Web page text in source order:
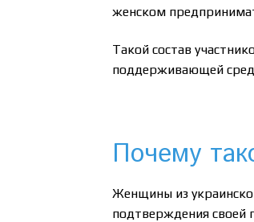
женском
Такой состав
поддерживающей
Почему
Женщины из
подтверждения своей